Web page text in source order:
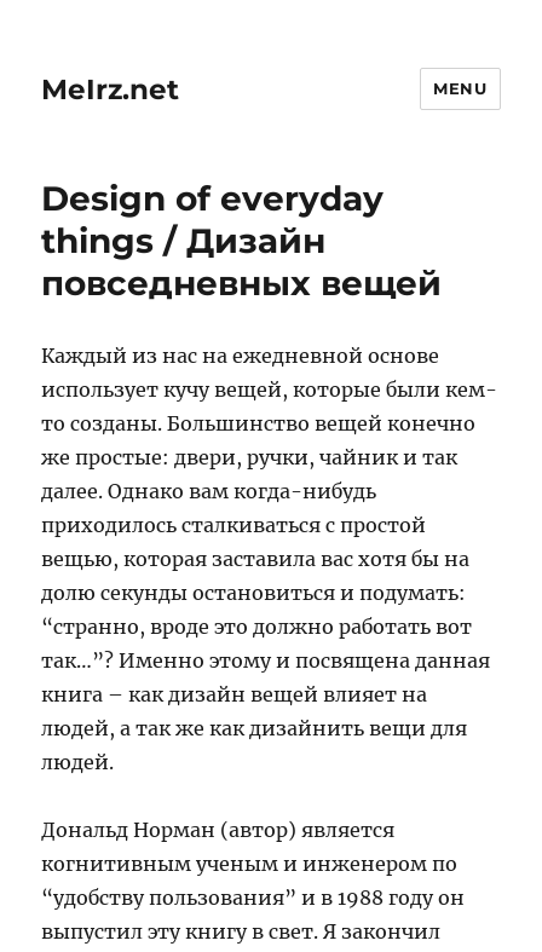
MeIrz.net MENU
Design of everyday
things / Дизайн
повседневных вещей
Каждый из нас на ежедневной основе
использует кучу вещей, которые были кем-
то созданы. Большинство вещей конечно
же простые: двери, ручки, чайник и так
далее. Однако вам когда-нибудь
приходилось сталкиваться с простой
вещью, которая заставила вас хотя бы на
долю секунды остановиться и подумать:
“странно, вроде это должно работать вот
так…”? Именно этому и посвящена данная
книга – как дизайн вещей влияет на
людей, а так же как дизайнить вещи для
людей.
Дональд Норман (автор) является
когнитивным ученым и инженером по
“удобству пользования” и в 1988 году он
выпустил эту книгу в свет. Я закончил